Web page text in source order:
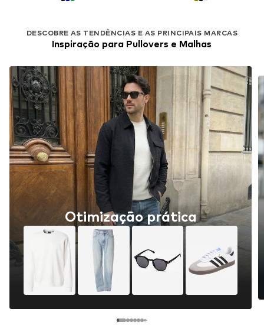
DESCOBRE AS TENDÊNCIAS E AS PRINCIPAIS MARCAS
Inspiração para Pullovers e Malhas
Otimização prática